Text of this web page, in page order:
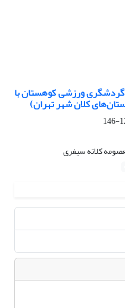
ورزشی کوهستان با
کلان شهر تهران)
کلاته سیفری